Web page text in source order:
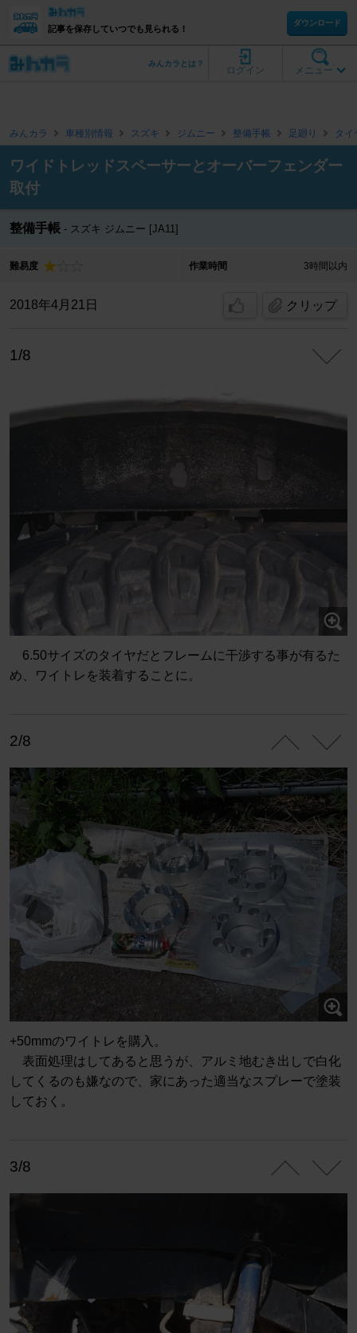
記事を保存していつでも見られる！
ダウンロード
メニュー
ログイン
みんカラとは？
みんカラ 車種別情報 スズキ ジムニー 整備手帳 足廻り タイ
ワイドトレッドスペーサーとオーバーフェンダー
取付
整備手帳 スズキ ジムニー [JA11]
難易度 作業時間 3時間以内
2018年4月21日 クリップ
1/8
6.50サイズのタイヤだとフレームに干渉する事が有るた
め、ワイトレを装着することに。
2/8
+50mmのワイトレを購入。
表面処理はしてあると思うが、アルミ地むき出しで白化
してくるのも嫌なので、家にあった適当なスプレーで塗装
しておく。
3/8